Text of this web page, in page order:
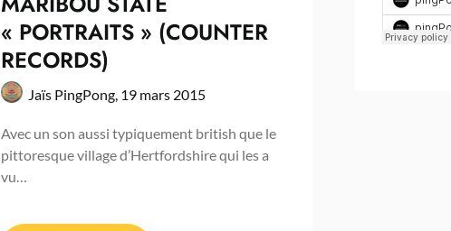
« PORTRAITS » (COUNTER
RECORDS)
Jaïs PingPong, 19 mars 2015
Avec un son aussi typiquement british que le
pittoresque village d’Hertfordshire qui les a
vu…